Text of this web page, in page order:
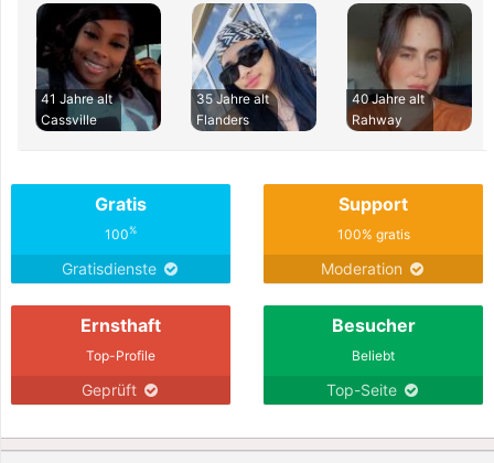
41 Jahre alt
Cassville
35 Jahre alt
Flanders
40 Jahre alt
Rahway
Gratis
100%
Gratisdienste
Support
100% gratis
Moderation
Ernsthaft
Top-Profile
Geprüft
Besucher
Beliebt
Top-Seite